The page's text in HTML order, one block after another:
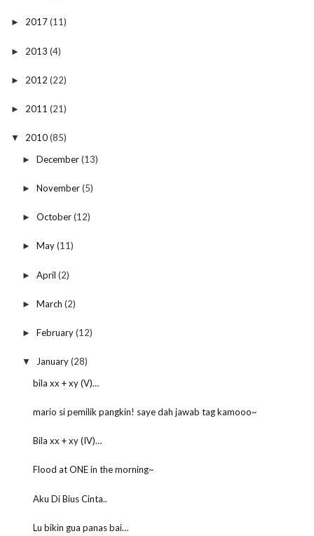
► 2017(11)
► 2013 (4)
► 2012 (22)
► 2011 (21)
▼ 2010(85)
► December(13)
► November(5)
► October(12)
► May(11)
► April (2)
► March (2)
► February(12)
▼ January(28)
bila xx + xy (V)…
mario si pemilik pangkin! saye dah jawab tag kamooo~
Bila xx + xy (IV)…
Flood at ONE in the morning~
Aku Di Bius Cinta..
Lu bikin gua panas bai…